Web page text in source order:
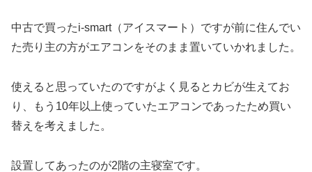
中古で買ったi-smart（アイスマート）ですが前に住んでい
た売り主の方がエアコンをそのまま置いていかれました。
使えると思っていたのですがよく見るとカビが生えてお
り、もう10年以上使っていたエアコンであったため買い
替えを考えました。
設置してあったのが2階の主寝室です。